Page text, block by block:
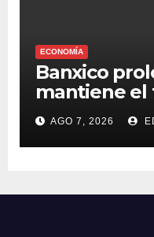
ECONOMÍA
Banxico
mantiene el
inflación
AGO 7, 2026